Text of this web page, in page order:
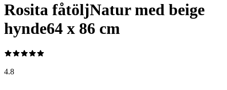
Rosita fåtöljNatur med beige
hynde64 x 86 cm
4.8